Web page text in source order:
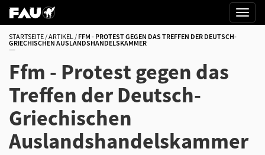
STARTSEITE ARTIKEL FFM - PROTEST GEGEN DAS TREFFEN DER DEUTSCH-
GRIECHISCHEN AUSLANDSHANDELSKAMMER
Ffm - Protest gegen das
Treffen der Deutsch-
Griechischen
Auslandshandelskammer